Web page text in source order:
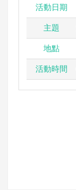
活動日期
主題
地點
活動時間